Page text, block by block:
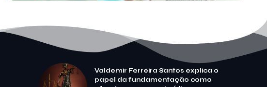
Valdemir Ferreira Santos explica o
papel da fundamentação como